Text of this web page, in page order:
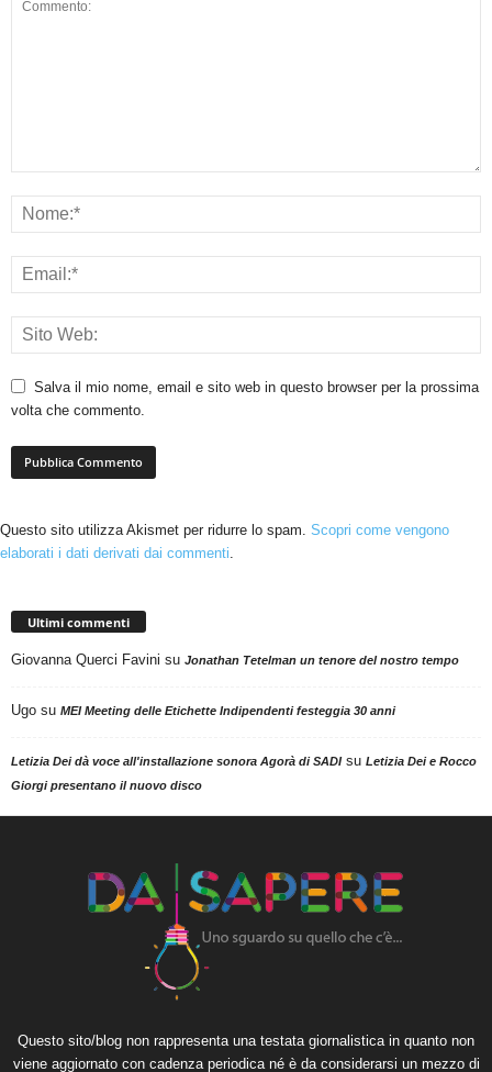
Salva il mio nome, email e sito web in questo browser per la prossima
volta che commento.
Questo sito utilizza Akismet per ridurre lo spam. Scopri come vengono
elaborati i dati derivati dai commenti.
Ultimi commenti
Giovanna Querci Favini su Jonathan Tetelman un tenore del nostro tempo
Ugo su MEI Meeting delle Etichette Indipendenti festeggia 30 anni
Letizia Dei dà voce all'installazione sonora Agorà di SADIsu Letizia Dei e Rocco
Giorgi presentano il nuovo disco
Questo sito/blog non rappresenta una testata giornalistica in quanto non
viene aggiornato con cadenza periodica né è da considerarsi un mezzo di